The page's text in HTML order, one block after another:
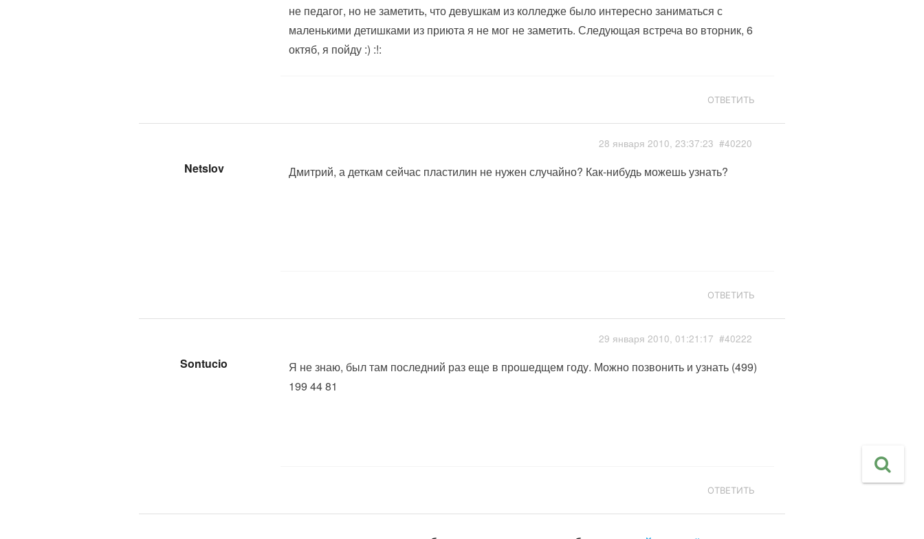
не педагог, но не заметить, что девушкам из колледже было интересно заниматься с
маленькими детишками из приюта я не мог не заметить. Следующая встреча во вторник, 6
октяб, я пойду :) :!:
ОТВЕТИТЬ
Netslov
28 января 2010, 23:37:23 #40220
Дмитрий, а деткам сейчас пластилин не нужен случайно? Как-нибудь можешь узнать?
ОТВЕТИТЬ
Sontucio
29 января 2010, 01:21:17 #40222
Я не знаю, был там последний раз еще в прошедщем году. Можно позвонить и узнать (499)
199 44 81
ОТВЕТИТЬ